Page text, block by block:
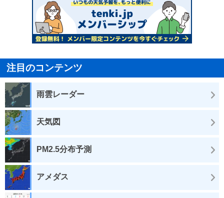
注目のコンテンツ
雨雲レーダー
天気図
PM2.5分布予測
アメダス